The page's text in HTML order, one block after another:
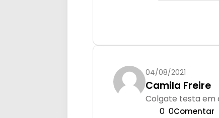
04/08/2021
Camila Freire
Colgate testa em
0 0Comentar